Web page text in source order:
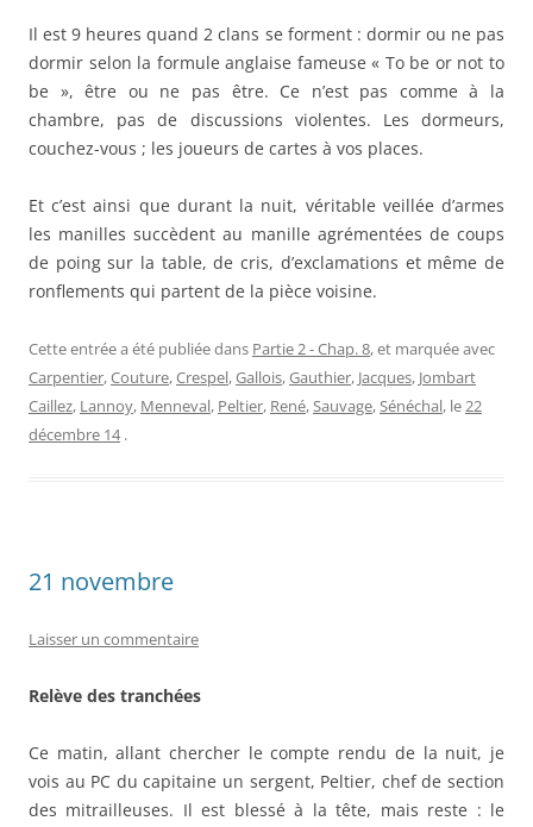
Il est 9 heures quand 2 clans se forment : dormir ou ne pas
dormir selon la formule anglaise fameuse « To be or not to
be », être ou ne pas être. Ce n’est pas comme à la
chambre, pas de discussions violentes. Les dormeurs,
couchez-vous ; les joueurs de cartes à vos places.
Et c’est ainsi que durant la nuit, véritable veillée d’armes
les manilles succèdent au manille agrémentées de coups
de poing sur la table, de cris, d’exclamations et même de
ronflements qui partent de la pièce voisine.
Cette entrée a été publiée dans Partie 2 - Chap. 8, et marquée avec
Carpentier,Couture,Crespel,Gallois,Gauthier, Jacques, Jombart
Caillez, Lannoy, Menneval, Peltier, René,Sauvage,Sénéchal, le22
décembre 14 .
21 novembre
Laisser un commentaire
Relève des tranchées
Ce matin, allant chercher le compte rendu de la nuit, je
vois au PC du capitaine un sergent, Peltier, chef de section
des mitrailleuses. Il est blessé à la tête, mais reste : le